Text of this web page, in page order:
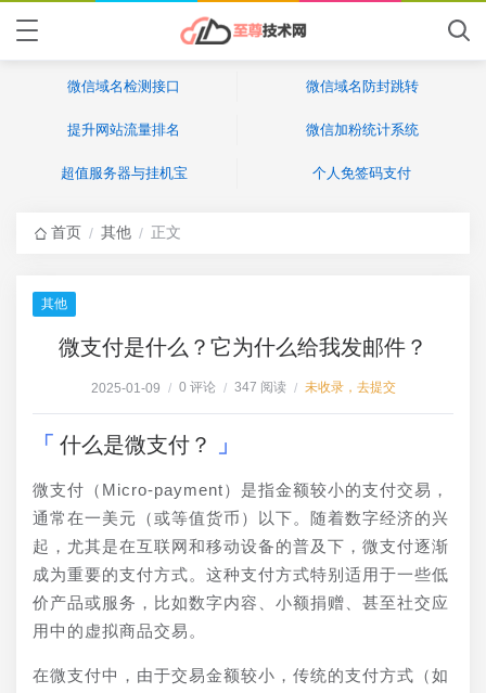
微信域名检测接口 微信域名防封跳转
提升网站流量排名 微信加粉统计系统
超值服务器与挂机宝 个人免签码支付
首页 / 其他 / 正文
其他
微支付是什么？它为什么给我发邮件？
2025-01-09 / 0 评论 / 347 阅读 / 未收录，去提交
什么是微支付？
微支付（Micro-payment）是指金额较小的支付交易，
通常在一美元（或等值货币）以下。随着数字经济的兴
起，尤其是在互联网和移动设备的普及下，微支付逐渐
成为重要的支付方式。这种支付方式特别适用于一些低
价产品或服务，比如数字内容、小额捐赠、甚至社交应
用中的虚拟商品交易。
在微支付中，由于交易金额较小，传统的支付方式（如